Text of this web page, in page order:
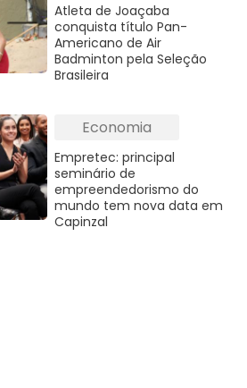
Atleta de Joaçaba
conquista título Pan-
Americano de Air
Badminton pela Seleção
Brasileira
Economia
Empretec: principal
seminário de
empreendedorismo do
mundo tem nova data em
Capinzal